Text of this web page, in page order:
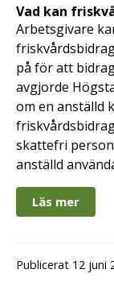
Vad kan
Arbetsgivare
på för att
avgjorde
om en anställd
skattefri
anställd
Läs mer
Publicerat 12 juni